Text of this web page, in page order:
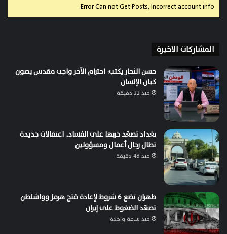
Error Can not Get Posts, Incorrect account info.
المشاركات الاخيرة
حسن النجار يكتب: احترام الآخر واجب مقدس يصون
كيان الإنسان
منذ 22 دقيقة
بغداد تصعّد حربها على الفساد.. اعتقالات جديدة
تطال رجال أعمال ومسؤولين
منذ 48 دقيقة
طهران تضع 6 شروط لإعادة فتح هرمز وواشنطن
تصعّد الضغوط على إيران
منذ ساعة واحدة